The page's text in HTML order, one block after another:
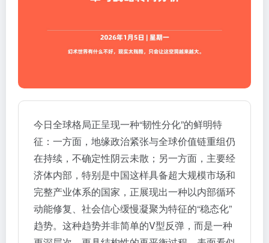
今日全球格局正呈现一种“韧性分化”的鲜明特
征：一方面，地缘政治紧张与全球价值链重组仍
在持续，不确定性阴云未散；另一方面，主要经
济体内部，特别是中国这样具备超大规模市场和
完整产业体系的国家，正展现出一种以内部循环
动能修复、社会信心缓慢凝聚为特征的“稳态化”
趋势。这种趋势并非简单的V型反弹，而是一种